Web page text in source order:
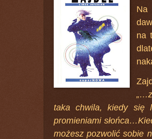
Na
na
taka chwila, kiedy się
promieniami
możesz pozwolić sobie